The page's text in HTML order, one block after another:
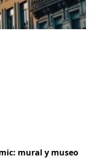
mural y museo